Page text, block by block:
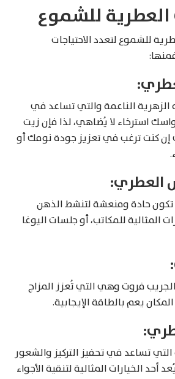
العطرية للشموع
للشموع لتعدد الاحتياجات
الزهرية الناعمة والتي تساعد في
استرخاء لا يُضاهي، لذا فإن زيت
إن كنت ترغب في تعزيز جودة نومك أو
العطري:
تكون حادة ومنعشة لتنشط الذهن
المثالية للمكاتب، أو جلسات اليوغا
الجريب فروت وهي التي تُعزز المزاج
يعم بالطاقة الإيجابية.
تساعد في تحفيز التركيز والشعور
أحد الخيارات المثالية لتنقية الأجواء